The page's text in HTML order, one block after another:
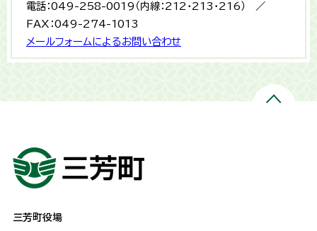
電話：049-258-0019（内線：212・213・216） ／
FAX：049-274-1013
メールフォームによるお問い合わせ
三芳町役場